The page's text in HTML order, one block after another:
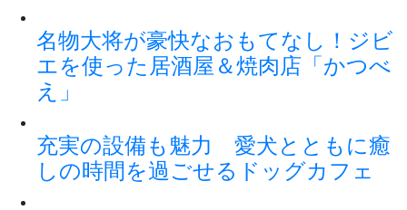
名物大将が豪快なおもてなし！ジビ
エを使った居酒屋＆焼肉店「かつべ
え」
充実の設備も魅力 愛犬とともに癒
しの時間を過ごせるドッグカフェ